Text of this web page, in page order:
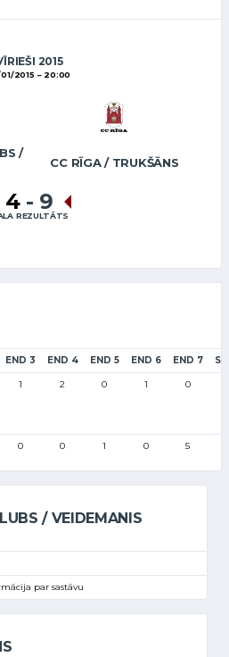
2015
2015 20:00
/
CC RĪGA / TRUKŠĀNS
4 - 9
REZULTĀTS
END 3 END 4 END 5 END 6 END 7
1 2 0 1 0
0 0 1 0 5
/ VEIDEMANIS
par sastāvu